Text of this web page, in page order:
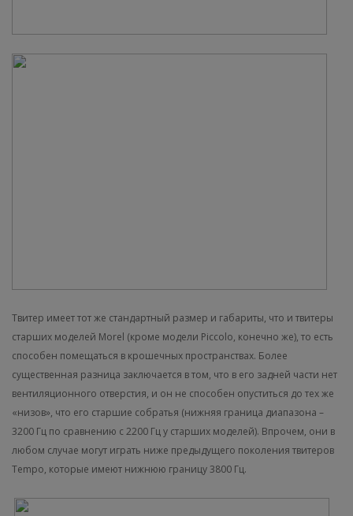
Твитер имеет тот же стандартный размер и габариты, что и твитеры
старших моделей Morel (кроме модели Piccolo, конечно же), то есть
способен помещаться в крошечных пространствах. Более
существенная разница заключается в том, что в его задней части нет
вентиляционного отверстия, и он не способен опуститься до тех же
«низов», что его старшие собратья (нижняя граница диапазона –
3200 Гц по сравнению с 2200 Гц у старших моделей). Впрочем, они в
любом случае могут играть ниже предыдущего поколения твитеров
Tempo, которые имеют нижнюю границу 3800 Гц.